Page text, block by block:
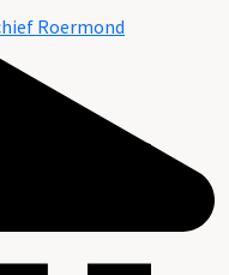
Roermond